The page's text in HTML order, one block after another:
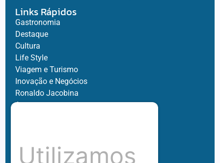
Links Rápidos
Gastronomia
Destaque
Cultura
Life Style
Viagem e Turismo
Inovação e Negócios
Ronaldo Jacobina
Agro
Hubnexxo
Utilizamos